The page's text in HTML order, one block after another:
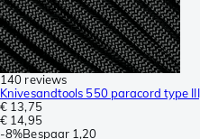
140 reviews
Knivesandtools 550 paracord type
€ 13,75
€ 14,95
-8%Bespaar 1,20